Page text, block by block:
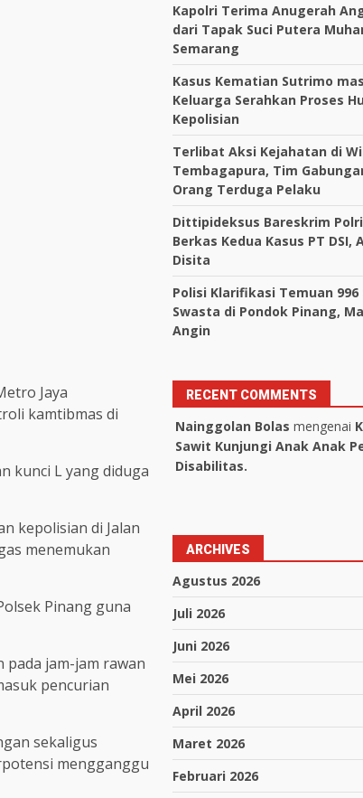
Jaya
kamtibmas di
kunci L yang diduga
kepolisian di Jalan
menemukan
Pinang guna
jam-jam rawan
pencurian
sekaligus
mengganggu
Kapolri Terima Anugerah
dari Tapak Suci Putera
Semarang
Kasus Kematian Sutrimo
Keluarga Serahkan Proses
Kepolisian
Terlibat Aksi Kejahatan di
Tembagapura, Tim
Orang Terduga Pelaku
Dittipideksus Bareskrim
Berkas Kedua Kasus PT DSI,
Disita
Polisi Klarifikasi Temuan 996
Swasta di Pondok Pinang,
Angin
RECENT COMMENTS
Nainggolan Bolas mengenai
Sawit Kunjungi Anak Anak
Disabilitas.
ARCHIVES
Agustus 2026
Juli 2026
Juni 2026
Mei 2026
April 2026
Maret 2026
Februari 2026